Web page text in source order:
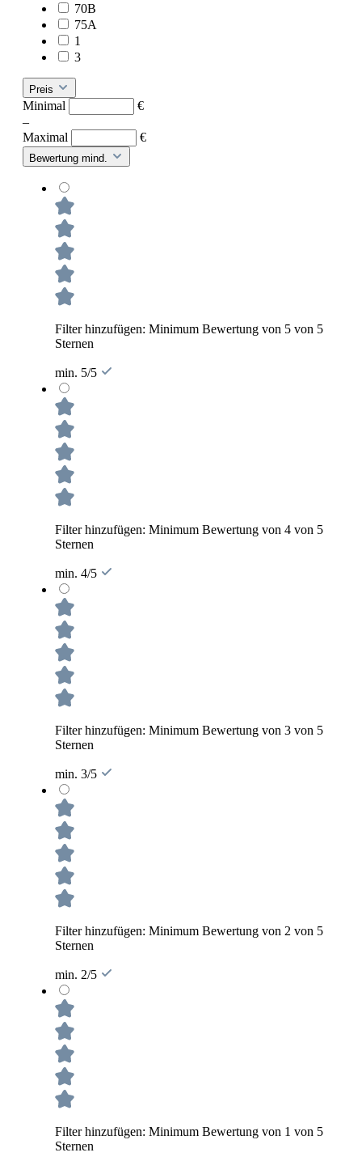
70B
75A
1
3
Preis
Minimal
€
–
Maximal
€
Bewertung mind.
Filter hinzufügen: Minimum Bewertung von 5 von 5
Sternen
min. 5/5
Filter hinzufügen: Minimum Bewertung von 4 von 5
Sternen
min. 4/5
Filter hinzufügen: Minimum Bewertung von 3 von 5
Sternen
min. 3/5
Filter hinzufügen: Minimum Bewertung von 2 von 5
Sternen
min. 2/5
Filter hinzufügen: Minimum Bewertung von 1 von 5
Sternen